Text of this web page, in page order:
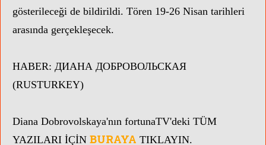
gösterileceği de bildirildi. Tören 19-26 Nisan tarihleri ​​
arasında gerçekleşecek.
HABER: ДИАНА ДОБРОВОЛЬСКАЯ
(RUSTURKEY)
Diana Dobrovolskaya'nın fortunaTV'deki TÜM
YAZILARI İÇİN BURAYA TIKLAYIN.